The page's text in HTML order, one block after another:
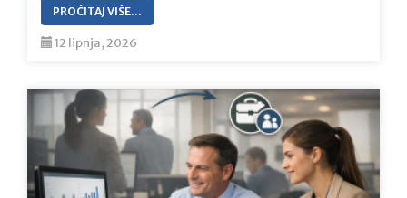
PROČITAJ VIŠE…
12 lipnja, 2026